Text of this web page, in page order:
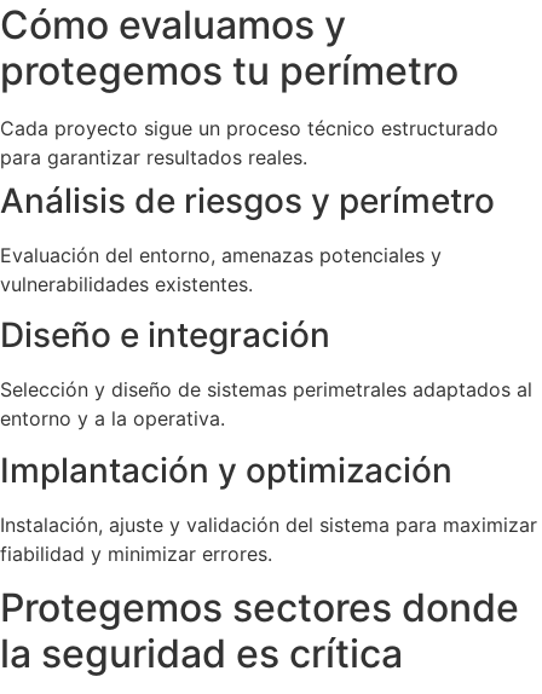
Cómo evaluamos y
protegemos tu perímetro
Cada proyecto sigue un proceso técnico estructurado
para garantizar resultados reales.
Análisis de riesgos y perímetro
Evaluación del entorno, amenazas potenciales y
vulnerabilidades existentes.
Diseño e integración
Selección y diseño de sistemas perimetrales adaptados al
entorno y a la operativa.
Implantación y optimización
Instalación, ajuste y validación del sistema para maximizar
fiabilidad y minimizar errores.
Protegemos sectores donde
la seguridad es crítica